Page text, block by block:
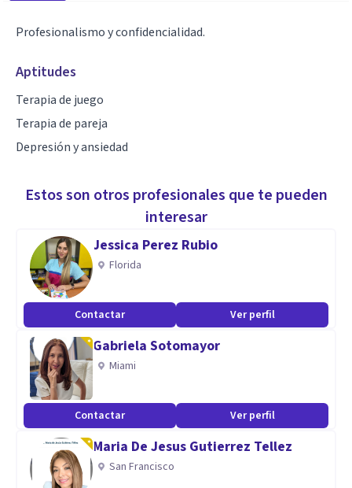
Profesionalismo y confidencialidad.
Aptitudes
Terapia de juego
Terapia de pareja
Depresión y ansiedad
Estos son otros profesionales que te pueden
interesar
Jessica Perez Rubio
Florida
Contactar Ver perfil
Gabriela Sotomayor
Miami
Contactar Ver perfil
Maria De Jesus Gutierrez Tellez
San Francisco